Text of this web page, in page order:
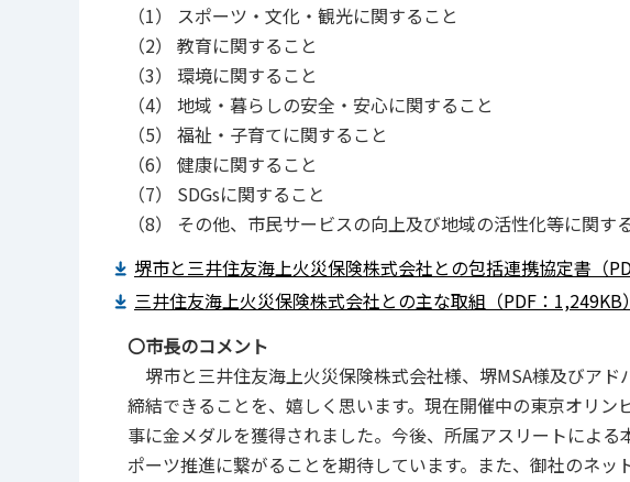
（1） スポーツ・文化・観光に関すること
（2） 教育に関すること
（3） 環境に関すること
（4） 地域・暮らしの安全・安心に関すること
（5） 福祉・子育てに関すること
（6） 健康に関すること
（7） SDGsに関すること
（8） その他、市民サービスの向上及び地域の活性化等に関す
堺市と三井住友海上火災保険株式会社との包括連携協定書（
三井住友海上火災保険株式会社との主な取組（PDF：1,249KB）
〇市長のコメント
堺市と三井住友海上火災保険株式会社様、堺MSA様及びア
締結できることを、嬉しく思います。現在開催中の東京オリ
事に金メダルを獲得されました。今後、所属アスリートによ
ポーツ推進に繋がることを期待しています。また、御社のネ